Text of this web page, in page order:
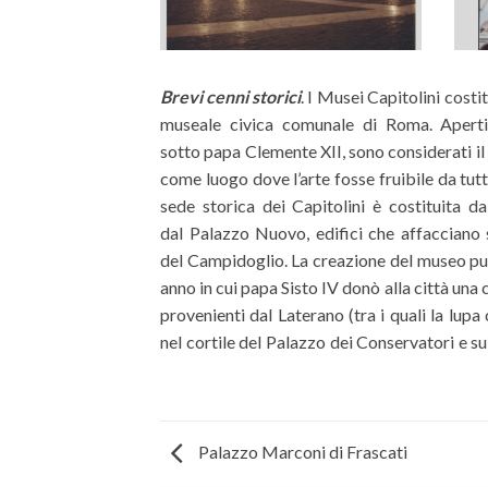
Brevi cenni storici. I Musei Capitolini
museale civica comunale di Roma.
sotto papa Clemente XII, sono considerati
come luogo dove l’arte fosse fruibile da
sede storica dei Capitolini è costituita
dal Palazzo Nuovo, edifici che affacciano
del Campidoglio. La creazione del museo
anno in cui papa Sisto IV donò alla città
provenienti dal Laterano (tra i quali la
nel cortile del Palazzo dei Conservatori e
raccolta antiquaria si arricchì
meglio allocata con la costruzione del
fu aperto a visite pubbliche per volere
secolo più tardi, nel 1734. Il suo
la Pinacoteca capitolina, acquisendo le
Sacchetti e della famiglia Pio. Dagli scavi
lavori di Roma capitale emersero grandi
raccolti nel Magazzino Archeologico
Palazzo Marconi di Frascati